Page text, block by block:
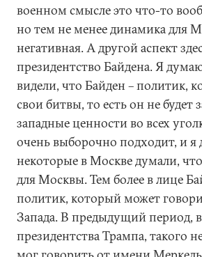
военном смысле это что-то
но тем не менее динамика для
негативная. А другой аспект
президентство Байдена. Я
видели, что Байден – политик,
свои битвы, то есть он не будет
западные ценности во всех
очень выборочно подходит, и я
некоторые в Москве думали,
для Москвы. Тем более в лице
политик, который может
Запада. В предыдущий период,
президентства Трампа, такого